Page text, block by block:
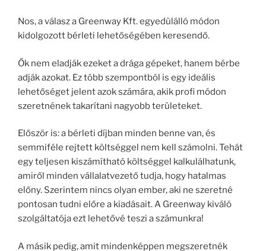
Nos, a válasz a Greenway Kft. egyedülálló módon
kidolgozott bérleti lehetőségében keresendő.
Ők nem eladják ezeket a drága gépeket, hanem bérbe
adják azokat. Ez több szempontból is egy ideális
lehetőséget jelent azok számára, akik profi módon
szeretnének takarítani nagyobb területeket.
Először is: a bérleti díjban minden benne van, és
semmiféle rejtett költséggel nem kell számolni. Tehát
egy teljesen kiszámítható költséggel kalkulálhatunk,
amiről minden vállalatvezető tudja, hogy hatalmas
előny. Szerintem nincs olyan ember, aki ne szeretné
pontosan tudni előre a kiadásait. A Greenway kiváló
szolgáltatója ezt lehetővé teszi a számunkra!
A másik pedig, amit mindenképpen megszeretnék